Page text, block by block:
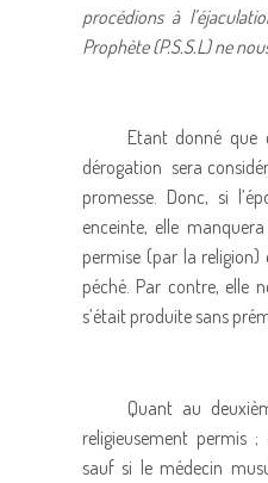
procédions à
Prophète (P.S.S.L) ne
Etant donné que
dérogation sera
promesse. Donc, si
enceinte, elle
permise (par la
péché. Par contre, elle
s’était produite sans
Quant au
religieusement permis
sauf si le médecin